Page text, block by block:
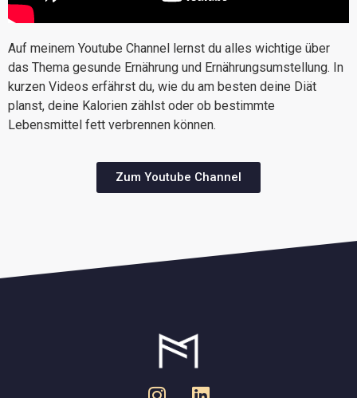
Auf meinem Youtube Channel lernst du alles wichtige über
das Thema gesunde Ernährung und Ernährungsumstellung. In
kurzen Videos erfährst du, wie du am besten deine Diät
planst, deine Kalorien zählst oder ob bestimmte
Lebensmittel fett verbrennen können.
Zum Youtube Channel